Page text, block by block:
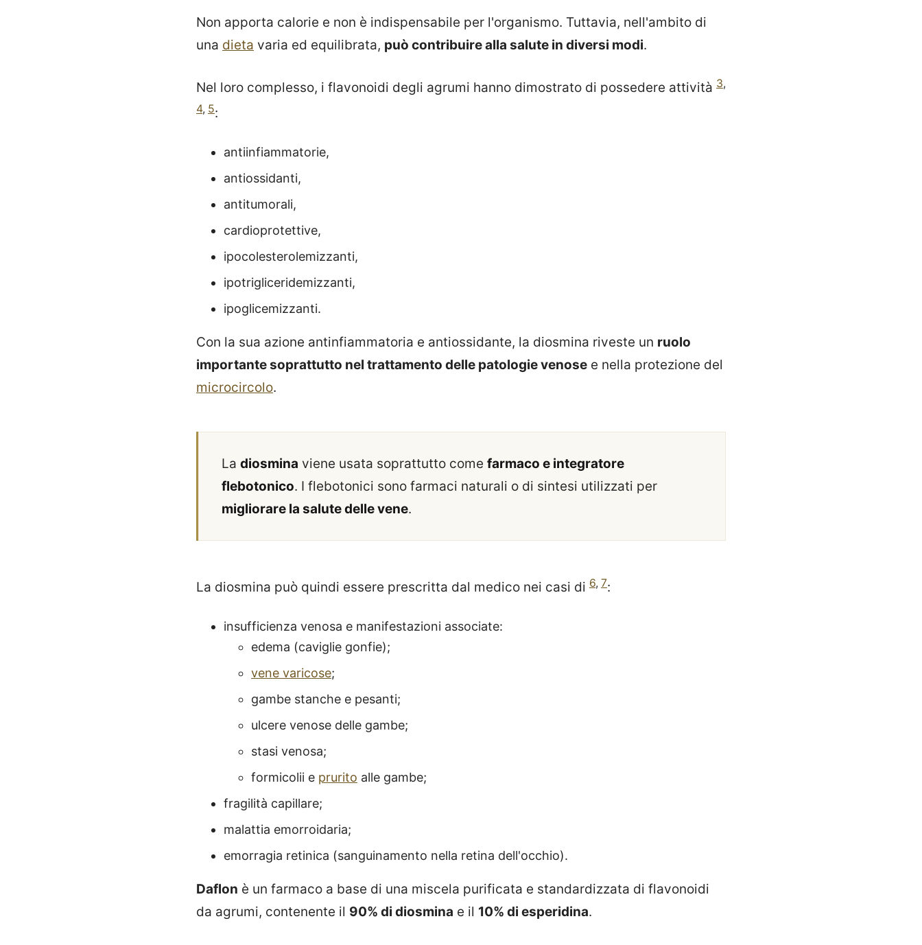
Non apporta calorie e non è indispensabile per l'organismo. Tuttavia, nell'ambito di
una dieta varia ed equilibrata, può contribuire alla salute in diversi modi.
Nel loro complesso, i flavonoidi degli agrumi hanno dimostrato di possedere attività 3,
4, 5:
antiinfiammatorie,
antiossidanti,
antitumorali,
cardioprotettive,
ipocolesterolemizzanti,
ipotrigliceridemizzanti,
ipoglicemizzanti.
Con la sua azione antinfiammatoria e antiossidante, la diosmina riveste un ruolo
importante soprattutto nel trattamento delle patologie venose e nella protezione del
microcircolo.
La diosmina viene usata soprattutto come farmaco e integratore
flebotonico. I flebotonici sono farmaci naturali o di sintesi utilizzati per
migliorare la salute delle vene.
La diosmina può quindi essere prescritta dal medico nei casi di 6, 7:
insufficienza venosa e manifestazioni associate:
edema (caviglie gonfie);
vene varicose;
gambe stanche e pesanti;
ulcere venose delle gambe;
stasi venosa;
formicolii e prurito alle gambe;
fragilità capillare;
malattia emorroidaria;
emorragia retinica (sanguinamento nella retina dell'occhio).
Daflon è un farmaco a base di una miscela purificata e standardizzata di flavonoidi
da agrumi, contenente il 90% di diosmina e il 10% di esperidina.